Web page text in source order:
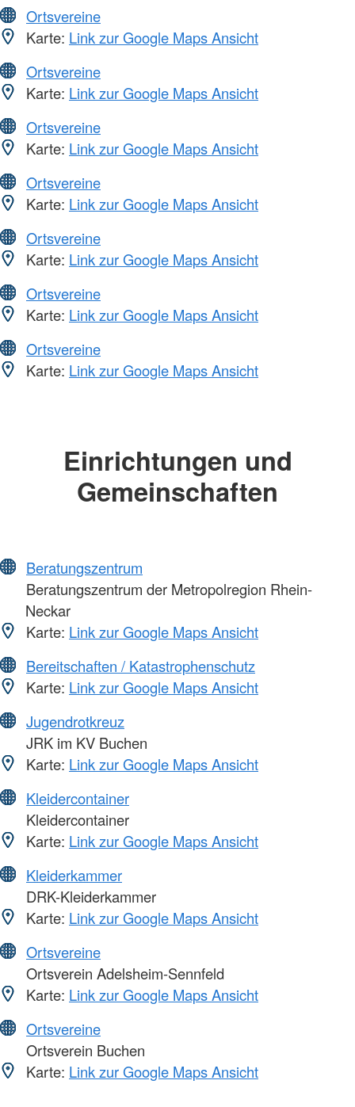
Ortsvereine
Karte: Link zur Google Maps Ansicht
Ortsvereine
Karte: Link zur Google Maps Ansicht
Ortsvereine
Karte: Link zur Google Maps Ansicht
Ortsvereine
Karte: Link zur Google Maps Ansicht
Ortsvereine
Karte: Link zur Google Maps Ansicht
Ortsvereine
Karte: Link zur Google Maps Ansicht
Ortsvereine
Karte: Link zur Google Maps Ansicht
Einrichtungen und
Gemeinschaften
Beratungszentrum
Beratungszentrum der Metropolregion Rhein-
Neckar
Karte: Link zur Google Maps Ansicht
Bereitschaften / Katastrophenschutz
Karte: Link zur Google Maps Ansicht
Jugendrotkreuz
JRK im KV Buchen
Karte: Link zur Google Maps Ansicht
Kleidercontainer
Kleidercontainer
Karte: Link zur Google Maps Ansicht
Kleiderkammer
DRK-Kleiderkammer
Karte: Link zur Google Maps Ansicht
Ortsvereine
Ortsverein Adelsheim-Sennfeld
Karte: Link zur Google Maps Ansicht
Ortsvereine
Ortsverein Buchen
Karte: Link zur Google Maps Ansicht